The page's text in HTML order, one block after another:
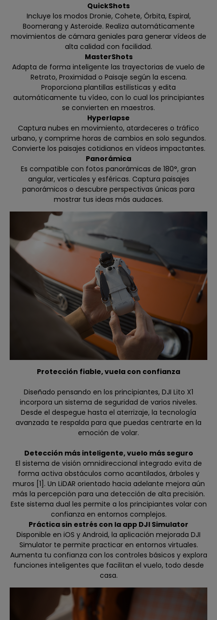
QuickShots
Incluye los modos Dronie, Cohete, Órbita, Espiral,
Boomerang y Asteroide. Realiza automáticamente
movimientos de cámara geniales para generar vídeos de
alta calidad con facilidad.
MasterShots
Adapta de forma inteligente las trayectorias de vuelo de
Retrato, Proximidad o Paisaje según la escena.
Proporciona plantillas estilísticas y edita
automáticamente tu vídeo, con lo cual los principiantes
se convierten en maestros.
Hyperlapse
Captura nubes en movimiento, atardeceres o tráfico
urbano, y comprime horas de cambios en solo segundos.
Convierte los paisajes cotidianos en vídeos impactantes.
Panorámica
Es compatible con fotos panorámicas de 180°, gran
angular, verticales y esféricas. Captura paisajes
panorámicos o descubre perspectivas únicas para
mostrar tus ideas más audaces.
Protección fiable, vuela con confianza
Diseñado pensando en los principiantes, DJI Lito X1
incorpora un sistema de seguridad de varios niveles.
Desde el despegue hasta el aterrizaje, la tecnología
avanzada te respalda para que puedas centrarte en la
emoción de volar.
Detección más inteligente, vuelo más seguro
El sistema de visión omnidireccional integrado evita de
forma activa obstáculos como acantilados, árboles y
muros [1]. Un LiDAR orientado hacia adelante mejora aún
más la percepción para una detección de alta precisión.
Este sistema dual les permite a los principiantes volar con
confianza en entornos complejos.
Práctica sin estrés con la app DJI Simulator
Disponible en iOS y Android, la aplicación mejorada DJI
Simulator te permite practicar en entornos virtuales.
Aumenta tu confianza con los controles básicos y explora
funciones inteligentes que facilitan el vuelo, todo desde
casa.